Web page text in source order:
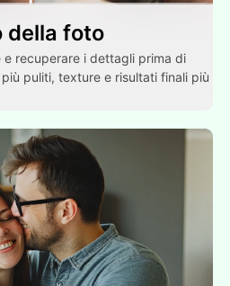
della foto
recuperare i dettagli prima di
puliti, texture e risultati finali più